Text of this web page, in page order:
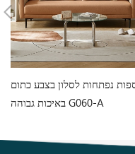
נפתחות לסלון בצבע כתום
באיכות גבוהה G060-A